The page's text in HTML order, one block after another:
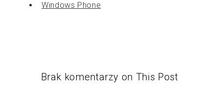
Windows Phone
Brak komentarzy on This Post